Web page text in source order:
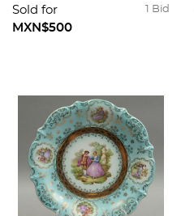
policromada.
Decorados con
1 Bid
Sold for
MXN$500